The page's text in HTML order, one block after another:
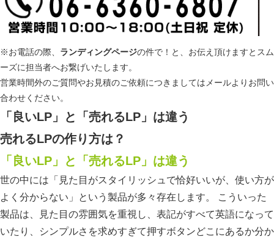
※お電話の際、 ランディングページの件で！と、お伝え頂けますとスム
ーズに担当者へお繋げいたします。
営業時間外のご質問やお見積のご依頼につきましてはメールよりお問い
合わせください。
「良いLP」と「売れるLP」は違う
売れるLPの作り方は？
「良いLP」と「売れるLP」は違う
世の中には「見た目がスタイリッシュで恰好いいが、使い方が
よく分からない」という製品が多々存在します。 こういった
製品は、見た目の雰囲気を重視し、表記がすべて英語になって
いたり、シンプルさを求めすぎて押すボタンどこにあるか分か